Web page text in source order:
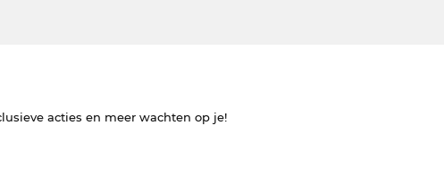
acties en meer wachten op je!